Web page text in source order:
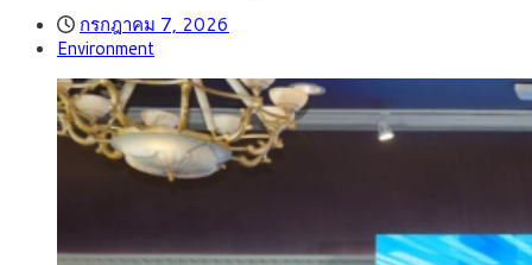
กรกฎาคม 7, 2026
Environment